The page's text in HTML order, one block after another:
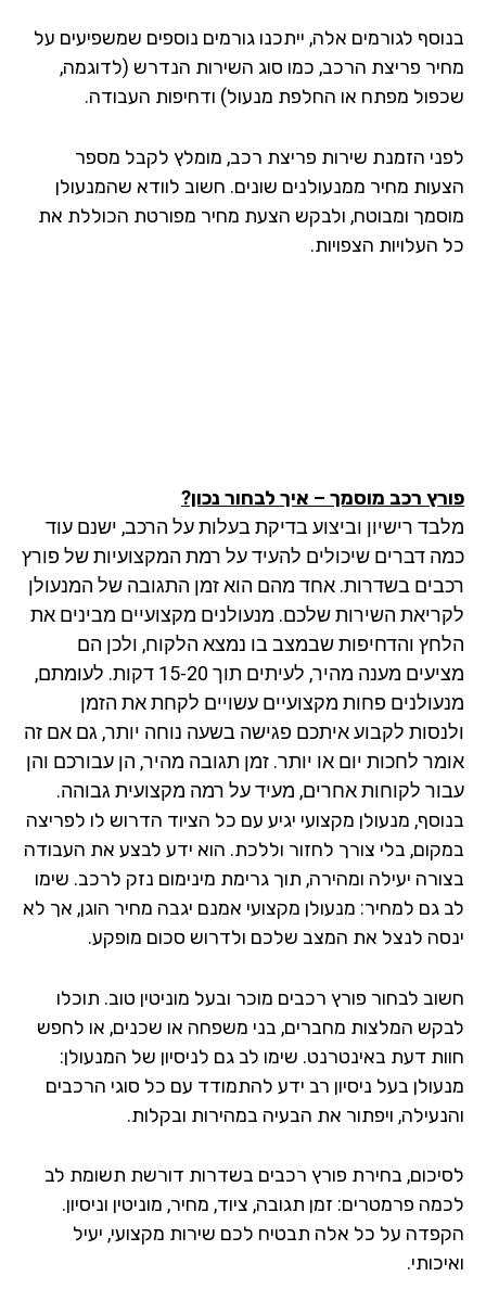
לגורמים אלה, ייתכנו גורמים נוספים שמשפיעים על
פריצת הרכב, כמו סוג השירות הנדרש (לדוגמה,
מפתח או החלפת מנעול) ודחיפות העבודה.
הזמנת שירות פריצת רכב, מומלץ לקבל מספר
מחיר ממנעולנים שונים. חשוב לוודא שהמנעולן
ומבוטח, ולבקש הצעת מחיר מפורטת הכוללת את
העלויות הצפויות.
רכב מוסמך – איך לבחור נכון?
רישיון וביצוע בדיקת בעלות על הרכב, ישנם עוד
דברים שיכולים להעיד על רמת המקצועיות של פורץ
בשדרות. אחד מהם הוא זמן התגובה של המנעולן
השירות שלכם. מנעולנים מקצועיים מבינים את
והדחיפות שבמצב בו נמצא הלקוח, ולכן הם
מציעים מענה מהיר, לעיתים תוך 15-20 דקות. לעומתם,
פחות מקצועיים עשויים לקחת את הזמן
לקבוע איתכם פגישה בשעה נוחה יותר, גם אם זה
לחכות יום או יותר. זמן תגובה מהיר, הן עבורכם והן
לקוחות אחרים, מעיד על רמה מקצועית גבוהה.
מנעולן מקצועי יגיע עם כל הציוד הדרוש לו לפריצה
בלי צורך לחזור וללכת. הוא ידע לבצע את העבודה
יעילה ומהירה, תוך גרימת מינימום נזק לרכב. שימו
גם למחיר: מנעולן מקצועי אמנם יגבה מחיר הוגן, אך לא
לנצל את המצב שלכם ולדרוש סכום מופקע.
לבחור פורץ רכבים מוכר ובעל מוניטין טוב. תוכלו
המלצות מחברים, בני משפחה או שכנים, או לחפש
דעת באינטרנט. שימו לב גם לניסיון של המנעולן:
בעל ניסיון רב ידע להתמודד עם כל סוגי הרכבים
ויפתור את הבעיה במהירות ובקלות.
בחירת פורץ רכבים בשדרות דורשת תשומת לב
פרמטרים: זמן תגובה, ציוד, מחיר, מוניטין וניסיון.
על כל אלה תבטיח לכם שירות מקצועי, יעיל